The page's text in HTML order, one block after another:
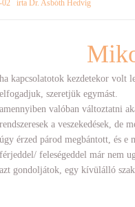
02 írta Dr. Asbóth Hedvig
ha kapcsolatotok kezdetekor volt
elfogadjuk, szeretjük egymást.
amennyiben valóban változtatni
rendszeresek a veszekedések, de
úgy érzed párod megbántott, és e
férjeddel/ feleségeddel már nem
azt gondoljátok, egy kívülálló